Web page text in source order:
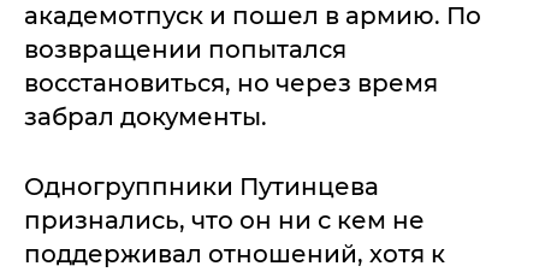
академотпуск и пошел в армию. По
возвращении попытался
восстановиться, но через время
забрал документы.
Одногруппники Путинцева
признались, что он ни с кем не
поддерживал отношений, хотя к